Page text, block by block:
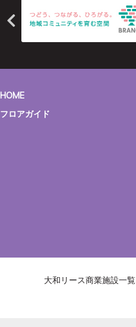
HOME
フロアガイド
大和リース商業施設一覧